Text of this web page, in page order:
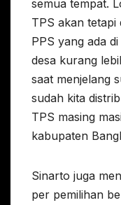
semua tempat.
TPS akan tetapi
PPS yang ada
desa kurang
saat menjelang
sudah kita
TPS masing
kabupaten
Sinarto juga
per pemilihan